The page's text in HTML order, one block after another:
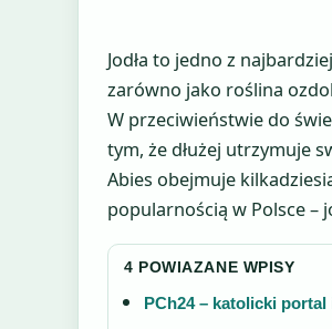
Jodła to jedno z
zarówno jako roślina
W przeciwieństwie do
tym, że dłużej utrzymuje
Abies obejmuje
popularnością w Polsce –
4 POWIAZANE WPISY
PCh24 – katolicki